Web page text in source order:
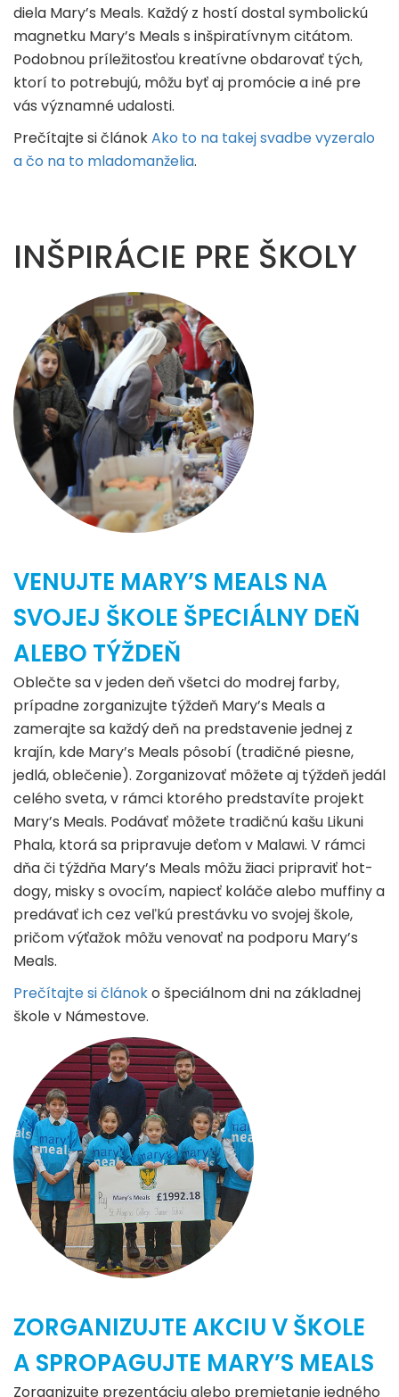
diela Mary’s Meals. Každý z hostí dostal symbolickú
magnetku Mary’s Meals s inšpiratívnym citátom.
Podobnou príležitosťou kreatívne obdarovať tých,
ktorí to potrebujú, môžu byť aj promócie a iné pre
vás významné udalosti.
Prečítajte si článokAko to na takej svadbe vyzeralo
a čo na to mladomanželia.
INŠPIRÁCIE PRE ŠKOLY
VENUJTE MARY’S MEALS NA
SVOJEJ ŠKOLE ŠPECIÁLNY DEŇ
ALEBO TÝŽDEŇ
Oblečte sa v jeden deň všetci do modrej farby,
prípadne zorganizujte týždeň Mary’s Meals a
zamerajte sa každý deň na predstavenie jednej z
krajín, kde Mary’s Meals pôsobí (tradičné piesne,
jedlá, oblečenie). Zorganizovať môžete aj týždeň jedál
celého sveta, v rámci ktorého predstavíte projekt
Mary’s Meals. Podávať môžete tradičnú kašu Likuni
Phala, ktorá sa pripravuje deťom v Malawi. V rámci
dňa či týždňa Mary’s Meals môžu žiaci pripraviť hot-
dogy, misky s ovocím, napiecť koláče alebo muffiny a
predávať ich cez veľkú prestávku vo svojej škole,
pričom výťažok môžu venovať na podporu Mary’s
Meals.
Prečítajte si článoko špeciálnom dni na základnej
škole v Námestove.
ZORGANIZUJTE AKCIU V ŠKOLE
A SPROPAGUJTE MARY’S MEALS
Zorganizujte prezentáciu alebo premietanie jedného